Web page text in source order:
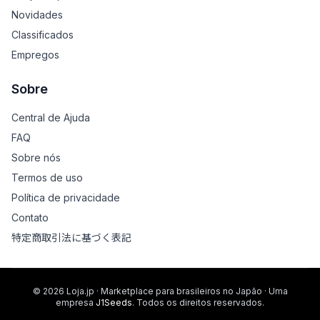
Novidades
Classificados
Empregos
Sobre
Central de Ajuda
FAQ
Sobre nós
Termos de uso
Política de privacidade
Contato
特定商取引法に基づく表記
© 2026 Loja.jp · Marketplace para brasileiros no Japão · Uma
empresa J1Seeds. Todos os direitos reservados.